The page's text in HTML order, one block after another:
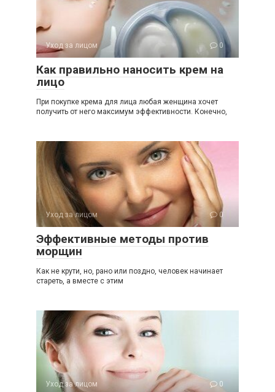
Уход за лицом 0
Как правильно наносить крем на
лицо
При покупке крема для лица любая женщина хочет
получить от него максимум эффективности. Конечно,
Уход за лицом 0
Эффективные методы против
морщин
Как не крути, но, рано или поздно, человек начинает
стареть, а вместе с этим
Уход за лицом 0